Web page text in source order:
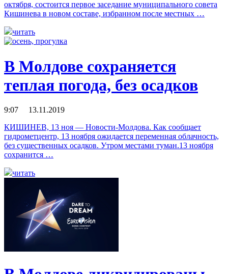
октября, состоится первое заседание муниципального совета
Кишинева в новом составе, избранном после местных …
читать
В Молдове сохраняется
теплая погода, без осадков
9:07 13.11.2019
КИШИНЕВ, 13 ноя — Новости-Молдова. Как сообщает
гидрометцентр, 13 ноября ожидается переменная облачность,
без существенных осадков. Утром местами туман.13 ноября
сохранится …
читать